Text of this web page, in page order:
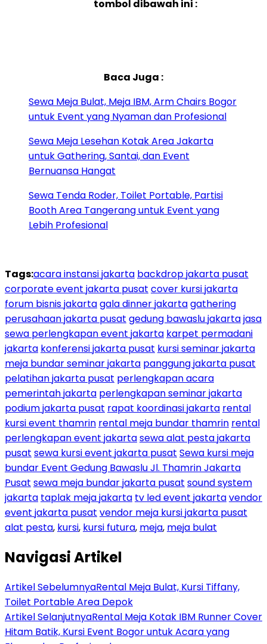
tombol dibawah ini :
Baca Juga :
Sewa Meja Bulat, Meja IBM, Arm Chairs Bogor
untuk Event yang Nyaman dan Profesional
Sewa Meja Lesehan Kotak Area Jakarta
untuk Gathering, Santai, dan Event
Bernuansa Hangat
Sewa Tenda Roder, Toilet Portable, Partisi
Booth Area Tangerang untuk Event yang
Lebih Profesional
Tags:acara instansi jakarta backdrop jakarta pusat
corporate event jakarta pusat cover kursi jakarta
forum bisnis jakartagala dinner jakartagathering
perusahaan jakarta pusat gedung bawaslu jakartajasa
sewa perlengkapan event jakarta karpet permadani
jakarta konferensi jakarta pusat kursi seminar jakarta
meja bundar seminar jakarta panggung jakarta pusat
pelatihan jakarta pusat perlengkapan acara
pemerintah jakarta perlengkapan seminar jakarta
podium jakarta pusat rapat koordinasi jakarta rental
kursi event thamrin rental meja bundar thamrin rental
perlengkapan event jakartasewa alat pesta jakarta
pusat sewa kursi event jakarta pusat Sewa kursi meja
bundar Event Gedung Bawaslu Jl. Thamrin Jakarta
Pusat sewa meja bundar jakarta pusat sound system
jakarta taplak meja jakarta tv led event jakartavendor
event jakarta pusat vendor meja kursi jakarta pusat
alat pesta, kursi, kursi futura, meja, meja bulat
Navigasi Artikel
Artikel SebelumnyaRental Meja Bulat, Kursi Tiffany,
Toilet Portable Area Depok
Artikel SelanjutnyaRental Meja Kotak IBM Runner Cover
Hitam Batik, Kursi Event Bogor untuk Acara yang